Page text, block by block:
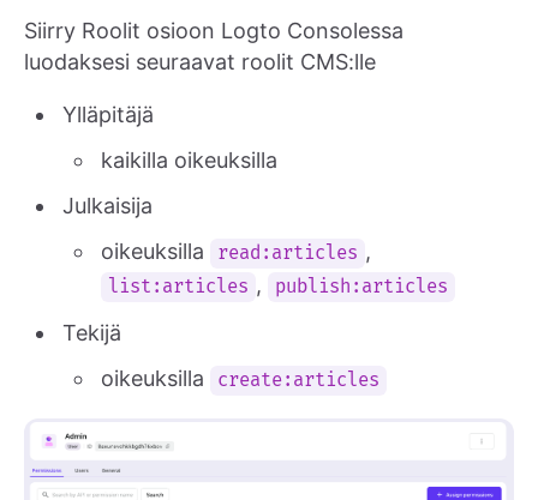
Siirry Roolit osioon Logto Consolessa
luodaksesi seuraavat roolit CMS:lle
Ylläpitäjä
kaikilla oikeuksilla
Julkaisija
oikeuksilla
read:articles ,
list:articles , publish:articles
Tekijä
oikeuksilla
create:articles